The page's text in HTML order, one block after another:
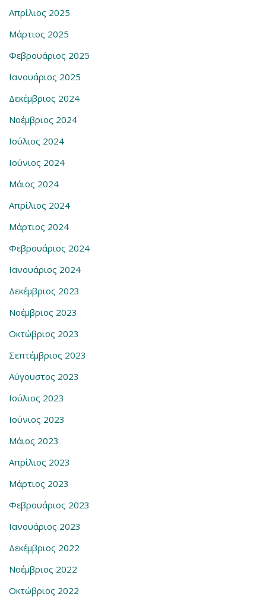
Απρίλιος 2025
Μάρτιος 2025
Φεβρουάριος 2025
Ιανουάριος 2025
Δεκέμβριος 2024
Νοέμβριος 2024
Ιούλιος 2024
Ιούνιος 2024
Μάιος 2024
Απρίλιος 2024
Μάρτιος 2024
Φεβρουάριος 2024
Ιανουάριος 2024
Δεκέμβριος 2023
Νοέμβριος 2023
Οκτώβριος 2023
Σεπτέμβριος 2023
Αύγουστος 2023
Ιούλιος 2023
Ιούνιος 2023
Μάιος 2023
Απρίλιος 2023
Μάρτιος 2023
Φεβρουάριος 2023
Ιανουάριος 2023
Δεκέμβριος 2022
Νοέμβριος 2022
Οκτώβριος 2022